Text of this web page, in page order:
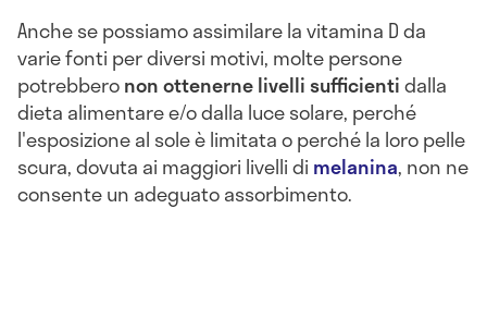
Anche se possiamo assimilare la vitamina D da
varie fonti per diversi motivi, molte persone
potrebberonon ottenerne livelli sufficientidalla
dieta alimentare e/o dalla luce solare, perché
l'esposizione al sole è limitata o perché la loro pelle
scura, dovuta ai maggiori livelli di melanina, non ne
consente un adeguato assorbimento.